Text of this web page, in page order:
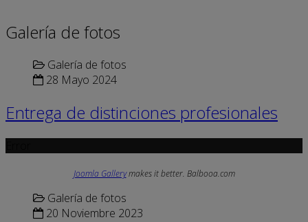
Galería de fotos
Galería de fotos
28 Mayo 2024
Entrega de distinciones profesionales
Joomla Gallerymakes it better. Balbooa.com
Galería de fotos
20 Noviembre 2023